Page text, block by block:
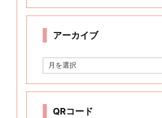
リ
アーカイブ
ー
イ
QRコード